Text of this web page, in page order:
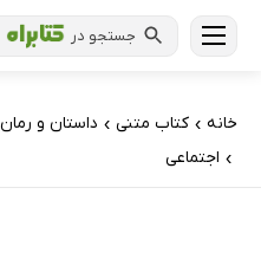
جستجو در
خانه › کتاب‌ متنی › داستان و رمان
› اجتماعی